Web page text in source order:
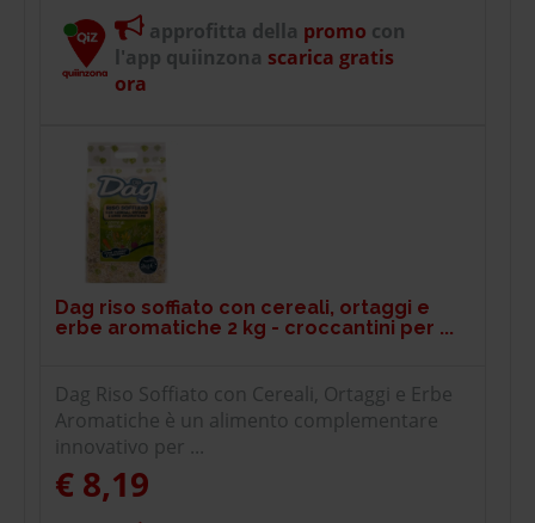
approfitta della promo con
l'app quiinzona scarica gratis
ora
Dag riso soffiato con cereali, ortaggi e
erbe aromatiche 2 kg - croccantini per ...
Dag Riso Soffiato con Cereali, Ortaggi e Erbe
Aromatiche è un alimento complementare
innovativo per ...
€ 8,19